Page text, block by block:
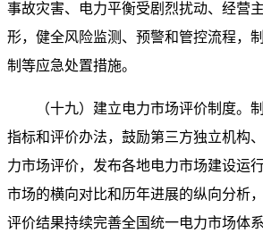
事故灾害、电力平衡受剧烈扰动、经营
形，健全风险监测、预警和管控流程，
制等应急处置措施。
（十九）建立电力市场评价制度。制
指标和评价办法，鼓励第三方独立机构
力市场评价，发布各地电力市场建设运
市场的横向对比和历年进展的纵向分析
评价结果持续完善全国统一电力市场体系